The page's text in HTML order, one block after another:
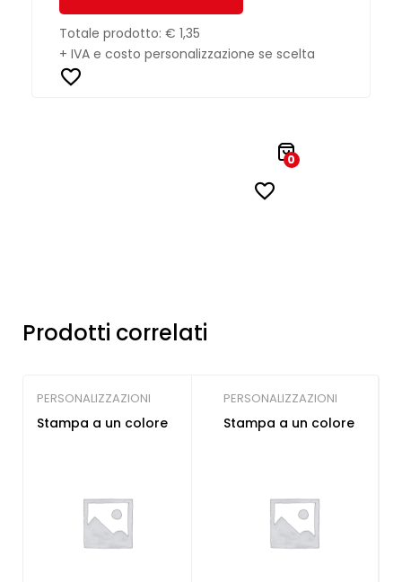
Totale prodotto: € 1,35
+ IVA e costo personalizzazione se scelta
0
Prodotti correlati
PERSONALIZZAZIONI
Stampa a un colore
PERSONALIZZAZIONI
Stampa a un colore